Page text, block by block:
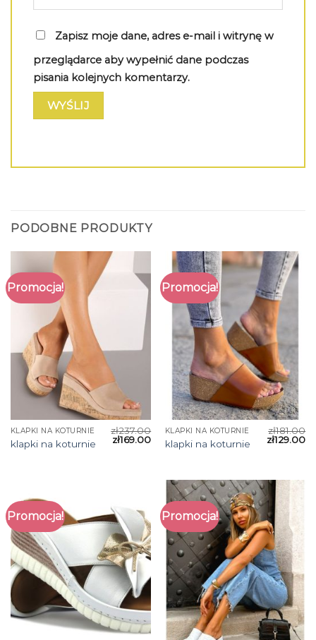
Zapisz moje dane, adres e-mail i witrynę w
przeglądarce aby wypełnić dane podczas
pisania kolejnych komentarzy.
PODOBNE PRODUKTY
Promocja!
KLAPKI NA KOTURNIE
klapki na koturnie
zł237.00
zł169.00
Promocja!
KLAPKI NA KOTURNIE
klapki na koturnie
zł181.00
zł129.00
Promocja! Promocja!